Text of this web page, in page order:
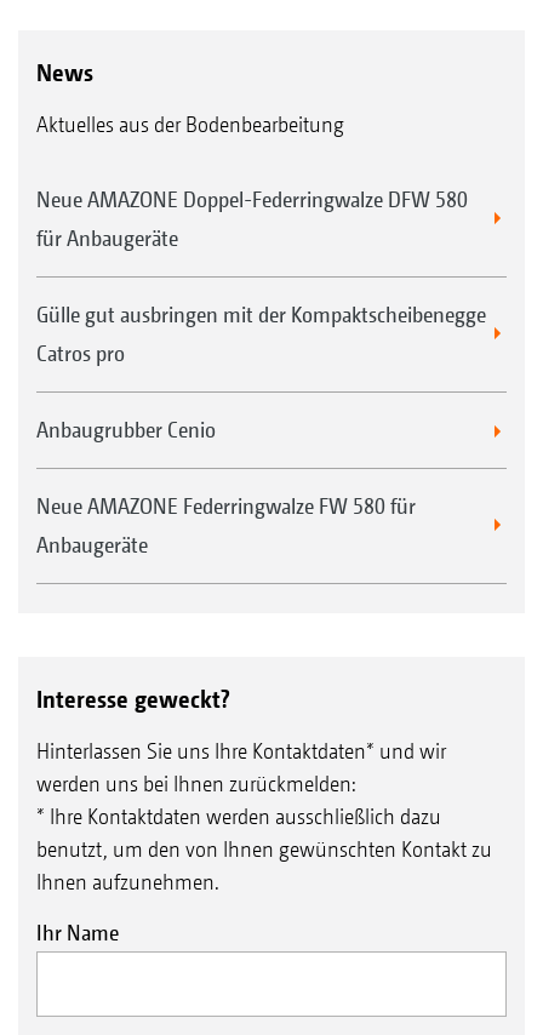
News
Aktuelles aus der Bodenbearbeitung
Neue AMAZONE Doppel-Federringwalze DFW 580
für Anbaugeräte
Gülle gut ausbringen mit der Kompaktscheibenegge
Catros pro
Anbaugrubber Cenio
Neue AMAZONE Federringwalze FW 580 für
Anbaugeräte
Interesse geweckt?
Hinterlassen Sie uns Ihre Kontaktdaten* und wir
werden uns bei Ihnen zurückmelden:
* Ihre Kontaktdaten werden ausschließlich dazu
benutzt, um den von Ihnen gewünschten Kontakt zu
Ihnen aufzunehmen.
Ihr Name